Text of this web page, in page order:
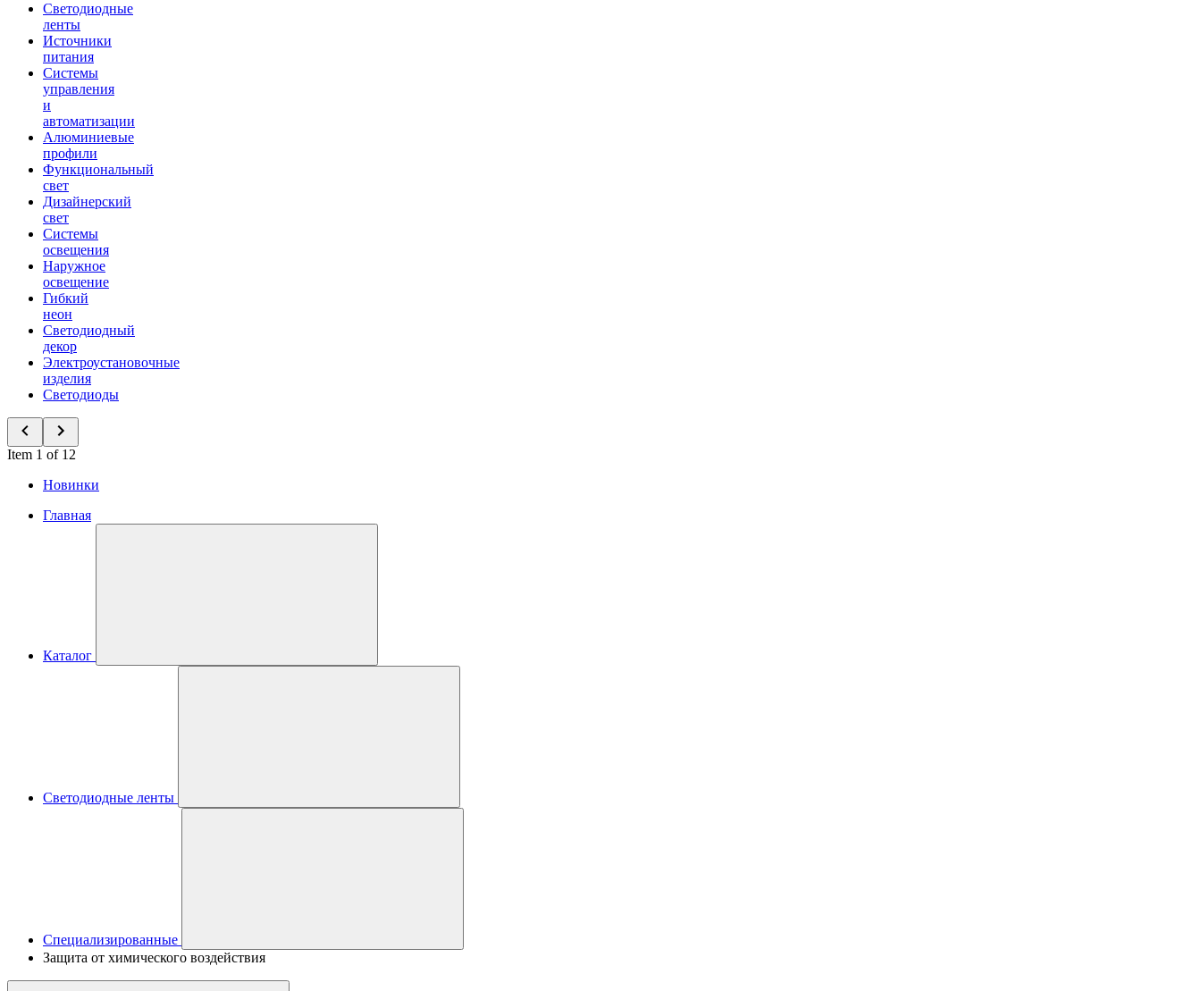
Светодиодные
ленты
Источники
питания
Системы
управления
и
автоматизации
Алюминиевые
профили
Функциональный
свет
Дизайнерский
свет
Системы
освещения
Наружное
освещение
Гибкий
неон
Светодиодный
декор
Электроустановочные
изделия
Светодиоды
Item 1 of 12
Новинки
Главная
Каталог
Светодиодные ленты
Специализированные
Защита от химического воздействия